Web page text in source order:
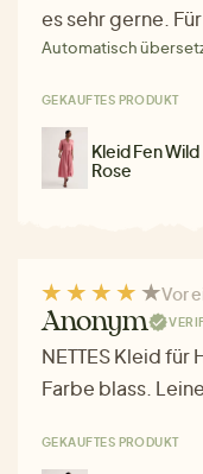
es sehr gerne.
Automatisch
GEKAUFTES PRODUKT
Kleid Fen Wild
Rose
Vor
Anonym
NETTES Kleid für
Farbe blass.
GEKAUFTES PRODUKT